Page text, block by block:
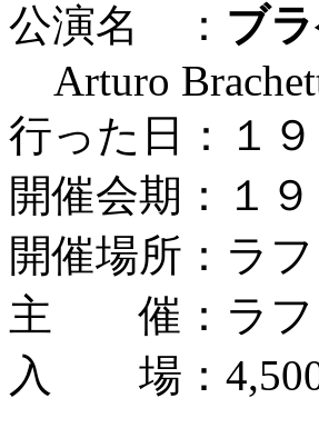
公演名 ： ブ
Arturo
行った日：１
開催会期：１
開催場所：ラ
主 催：ラフ
入 場：